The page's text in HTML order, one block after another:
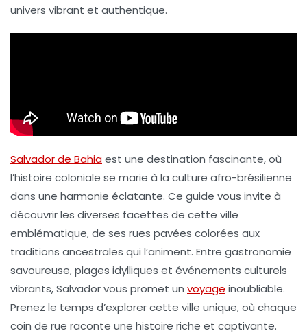
univers vibrant et authentique.
Salvador de Bahiaest une destination fascinante, où
l’histoire coloniale se marie à la culture afro-brésilienne
dans une harmonie éclatante. Ce guide vous invite à
découvrir les diverses facettes de cette ville
emblématique, de ses rues pavées colorées aux
traditions ancestrales qui l’animent. Entre gastronomie
savoureuse, plages idylliques et événements culturels
vibrants, Salvador vous promet un voyage inoubliable.
Prenez le temps d’explorer cette ville unique, où chaque
coin de rue raconte une histoire riche et captivante.